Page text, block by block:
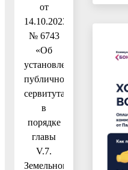
от
14.10.2023
№ 6743
«Об
установлении
публичного
сервитута
в
порядке
главы
V.7.
Земельного